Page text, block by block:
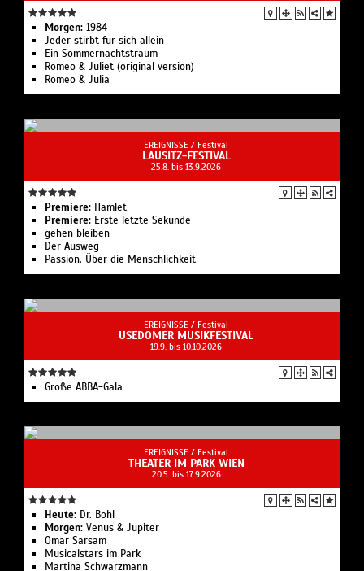
Morgen: 1984
Jeder stirbt für sich allein
Ein Sommernachtstraum
Romeo & Juliet (original version)
Romeo & Julia
EREIGNISSE / Festival
LAUSITZ-FESTIVAL
25.8. bis 13.9.2026
Premiere: Hamlet
Premiere: Erste letzte Sekunde
gehen bleiben
Der Ausweg
Passion. Über die Menschlichkeit
EREIGNISSE / Festival
USEDOMER MUSIKFESTIVAL
19.9. bis 10.10.2026
Große ABBA-Gala
EREIGNISSE / Festival
THEATER IM PARK WIEN
20.5. bis 17.9.2026
Heute: Dr. Bohl
Morgen: Venus & Jupiter
Omar Sarsam
Musicalstars im Park
Martina Schwarzmann